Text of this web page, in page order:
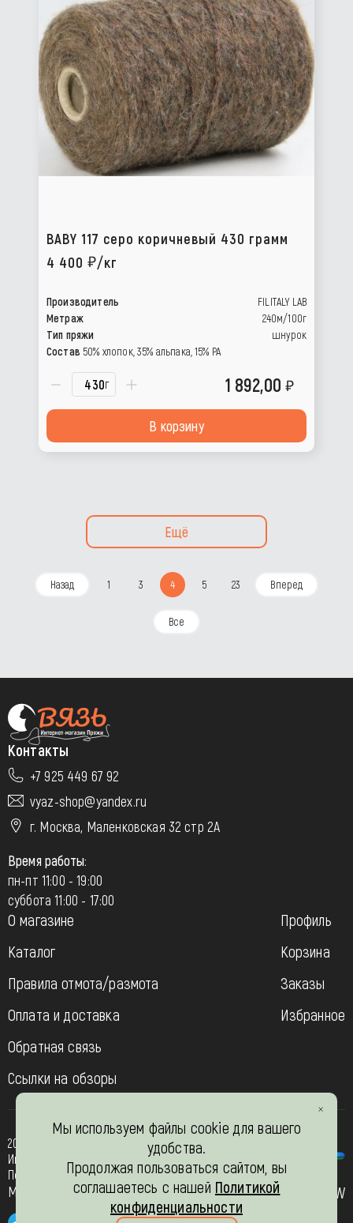
BABY 117 серо коричневый 430 грамм
4 400
/кг
Производитель
FILITALY LAB
Метраж
240м/100г
Тип пряжи
шнурок
Состав 50% хлопок, 35% альпака, 15% PA
г 1 892,00
В корзину
Ещё
Назад 1 3 4 5 23 Вперед
Все
Контакты
+7 925 449 67 92
vyaz-shop@yandex.ru
г. Москва, Маленковская 32 стр 2А
Время работы:
пн-пт 11:00 - 19:00
суббота 11:00 - 17:00
О магазине
Каталог
Правила отмота/размота
Оплата и доставка
Обратная связь
Ссылки на обзоры
Профиль
Корзина
Заказы
Избранное
2013-2026
Интернет- магазин “Вязь-шоп”
Политика конфиденциальности
Мы в соц. сетях JW
Мы используем файлы cookie для вашего
удобства.
Продолжая пользоваться сайтом, вы
соглашаетесь с нашей Политикой
конфиденциальности